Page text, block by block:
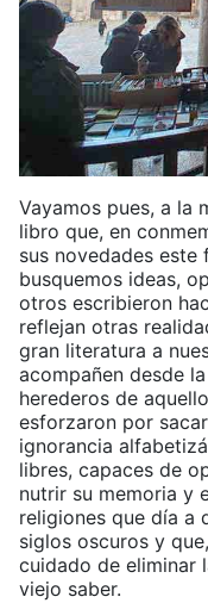
Vayamos pues, a la
libro que, en
sus novedades este
busquemos ideas,
otros escribieron
reflejan otras
gran literatura a
acompañen desde
herederos de
esforzaron por
ignorancia
libres, capaces de
nutrir su memoria y
religiones que día a
siglos oscuros y
cuidado de eliminar
viejo saber.